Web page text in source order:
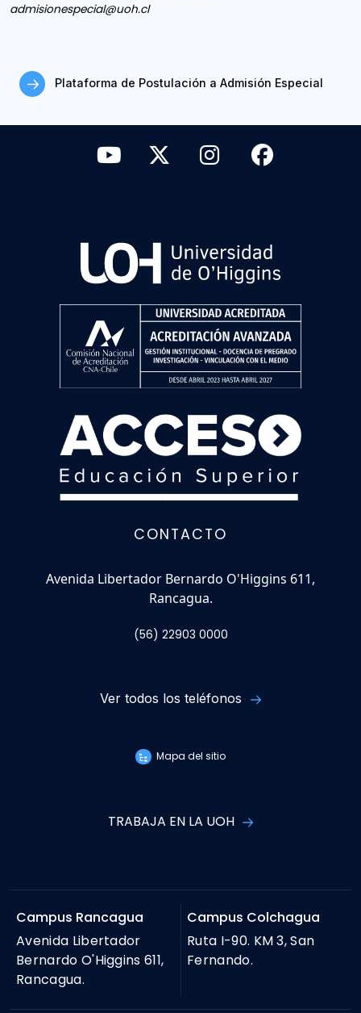
admisionespecial@uoh.cl
Plataforma de Postulación a Admisión Especial
CONTACTO
Avenida Libertador Bernardo O'Higgins 611,
Rancagua.
(56) 22903 0000
Ver todos los teléfonos
Mapa del sitio
TRABAJA EN LA UOH
Campus Rancagua
Avenida Libertador
Bernardo O'Higgins 611,
Rancagua.
Campus Colchagua
Ruta I-90. KM 3, San
Fernando.